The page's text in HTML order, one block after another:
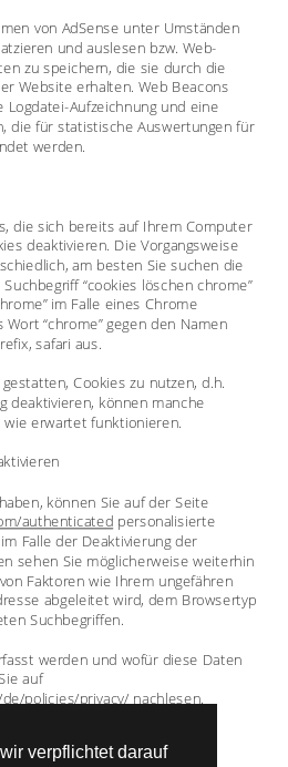
verpflichtet darauf
von AdSense unter Umständen
und auslesen bzw. Web-
zu speichern, die sie durch die
Website erhalten. Web Beacons
Aufzeichnung und eine
die für statistische Auswertungen für
werden.
die sich bereits auf Ihrem Computer
deaktivieren. Die Vorgangsweise
am besten Sie suchen die
“cookies löschen chrome”
im Falle eines Chrome
“chrome” gegen den Namen
safari aus.
Cookies zu nutzen, d.h.
deaktivieren, können manche
erwartet funktionieren.
können Sie auf der Seite
authenticated personalisierte
Falle der Deaktivierung der
sehen Sie möglicherweise weiterhin
Faktoren wie Ihrem ungefähren
abgeleitet wird, dem Browsertyp
Suchbegriffen.
werden und wofür diese Daten
auf
policies/privacy/ nachlesen.
datenschutz-generator